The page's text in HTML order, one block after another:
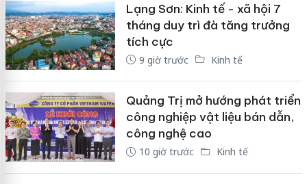
Lạng Sơn: Kinh tế - xã hội 7
tháng duy trì đà tăng trưởng
tích cực
9 giờ trước Kinh tế
Quảng Trị mở hướng phát triển
công nghiệp vật liệu bán dẫn,
công nghệ cao
10 giờ trước Kinh tế